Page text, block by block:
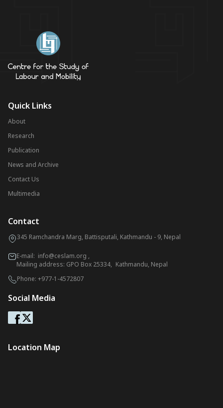
Quick Links
About
Research
Publication
News and Archive
Contact Us
Multimedia
Contact
345 Ramchandra Marg, Battisputali, Kathmandu - 9, Nepal
E-mail: info@ceslam.org ,
Mailing address: GPO Box 25334, Kathmandu, Nepal
Phone: +977-1-4572807
Social Media
Location Map